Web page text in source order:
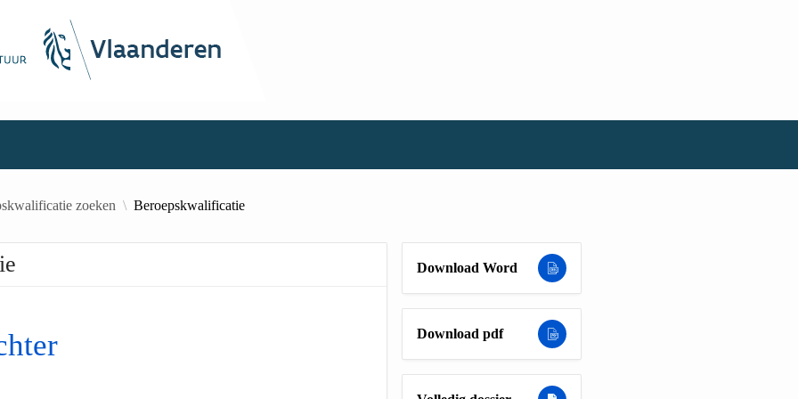
zoeken Beroepskwalificatie
Download Word
Download pdf